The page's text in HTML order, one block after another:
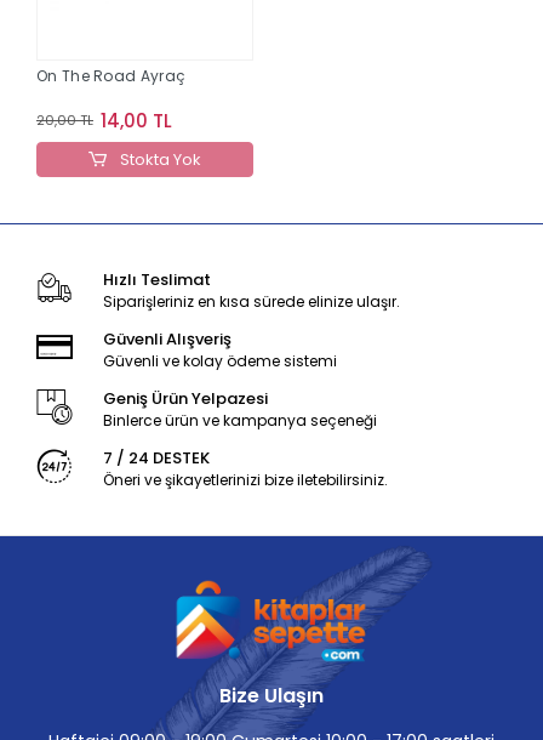
On The Road Ayraç
20,00 TL 14,00 TL
Stokta Yok
Hızlı Teslimat
Siparişleriniz en kısa sürede elinize ulaşır.
Güvenli Alışveriş
Güvenli ve kolay ödeme sistemi
Geniş Ürün Yelpazesi
Binlerce ürün ve kampanya seçeneği
7 / 24 DESTEK
Öneri ve şikayetlerinizi bize iletebilirsiniz.
Bize Ulaşın